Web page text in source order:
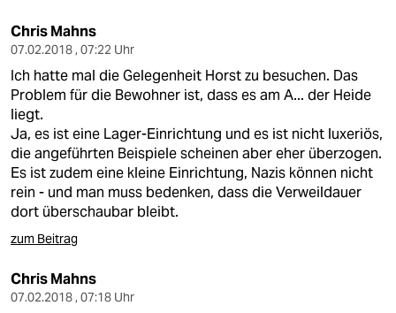
veranstaltungen
shop
fragen & hilfe
unterstützen
abo
genossenschaft
Chris Mahns
07.02.2018 , 07:22 Uhr
Ich hatte mal die Gelegenheit Horst zu besuchen. Das
Problem für die Bewohner ist, dass es am A... der Heide
liegt.
Ja, es ist eine Lager-Einrichtung und es ist nicht luxeriös,
die angeführten Beispiele scheinen aber eher überzogen.
Es ist zudem eine kleine Einrichtung, Nazis können nicht
rein - und man muss bedenken, dass die Verweildauer
dort überschaubar bleibt.
zum Beitrag
Chris Mahns
07.02.2018 , 07:18 Uhr